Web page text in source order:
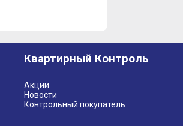
Квартирный Контроль
Акции
Новости
Контрольный покупатель